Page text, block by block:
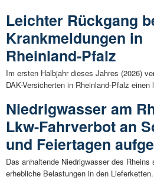
Leichter Rückgang
Krankmeldungen in
Rheinland-Pfalz
Im ersten Halbjahr dieses Jahres (2026)
DAK-Versicherten in Rheinland-Pfalz einen
Niedrigwasser am
Lkw-Fahrverbot an
und Feiertagen
Das anhaltende Niedrigwasser des Rheins
erhebliche Belastungen in den